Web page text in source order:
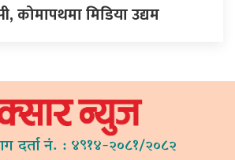
कोमापथमा मिडिया उद्यम
दर्ता नं. : ४९१४-२०८१/२०८२